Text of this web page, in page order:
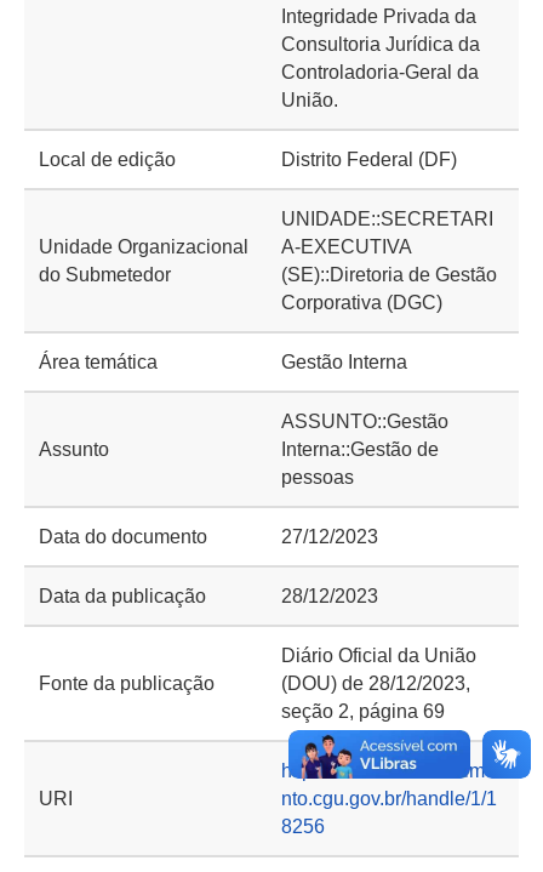
Integridade Privada da
Consultoria Jurídica da
Controladoria-Geral da
União.
Local de edição Distrito Federal (DF)
Unidade Organizacional
do Submetedor
UNIDADE::SECRETARI
A-EXECUTIVA
(SE)::Diretoria de Gestão
Corporativa (DGC)
Área temática Gestão Interna
Assunto
ASSUNTO::Gestão
Interna::Gestão de
pessoas
Data do documento 27/12/2023
Data da publicação 28/12/2023
Fonte da publicação
Diário Oficial da União
(DOU) de 28/12/2023,
seção 2, página 69
URI
https://basedeconhecime
nto.cgu.gov.br/handle/1/1
8256